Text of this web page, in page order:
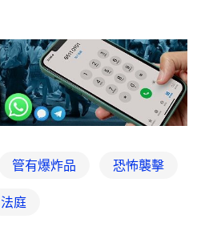
管有爆炸品 恐怖襲擊
法庭